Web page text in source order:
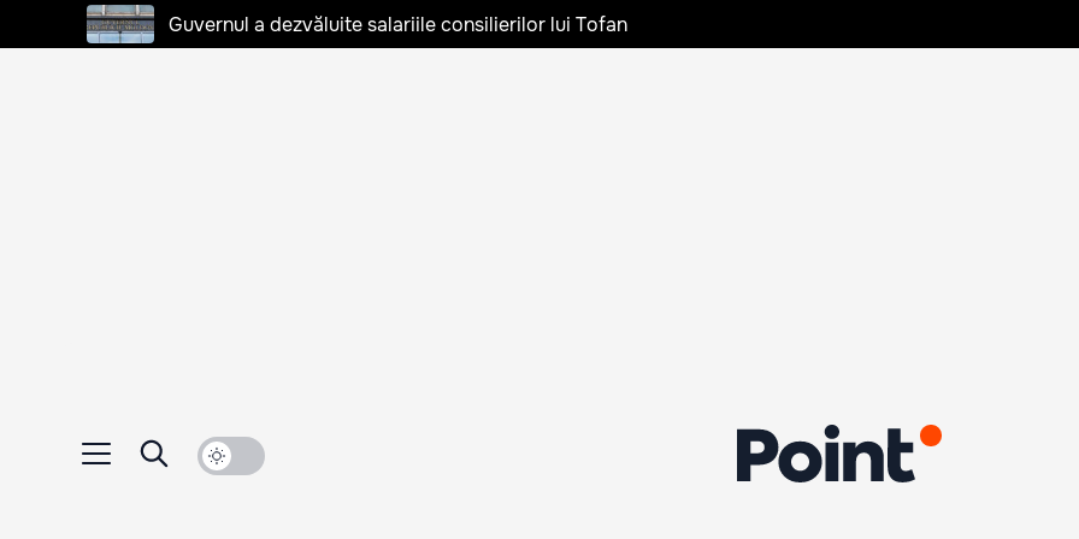
Guvernul a dezvăluite salariile consilierilor lui Tofan